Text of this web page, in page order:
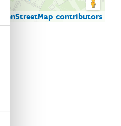
contributors